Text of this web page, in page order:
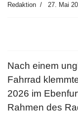
Redaktion 27. Mai
Nach einem
Fahrrad
2026 im
Rahmen des